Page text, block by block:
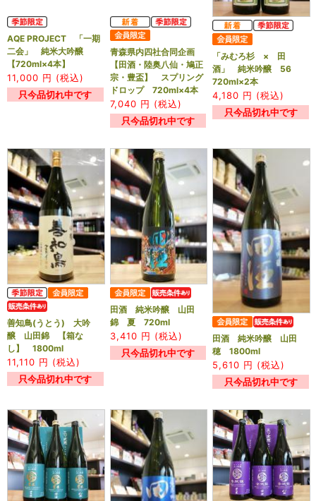
AQE PROJECT 「一期
二会」 純米大吟醸
【720ml×4本】
11,000 円 (税込)
只今品切れ中です
青森県内四社合同企画
【田酒・陸奥八仙・鳩正
宗・豊盃】 スプリング
ドロップ 720ml×4本
7,040 円 (税込)
只今品切れ中です
「みむろ杉 × 田
酒」 純米吟醸 56
720ml×2本
4,180 円 (税込)
只今品切れ中です
善知鳥(うとう) 大吟
醸 山田錦 【箱な
し】 1800ml
11,110 円 (税込)
只今品切れ中です
田酒 純米吟醸 山田
錦 夏 720ml
3,410 円 (税込)
只今品切れ中です
田酒 純米吟醸 山田
穂 1800ml
5,610 円 (税込)
只今品切れ中です